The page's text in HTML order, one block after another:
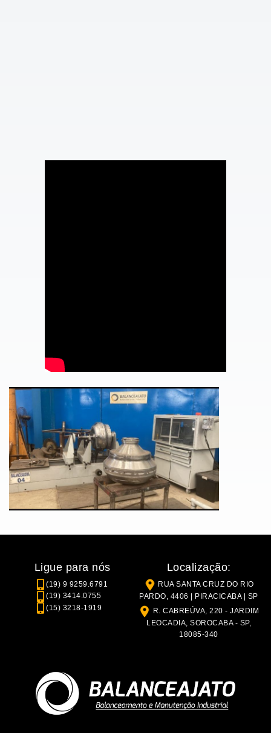
Ligue para nós
(19) 9 9259.6791
(19) 3414.0755
(15) 3218-1919
Localização:
RUA SANTA CRUZ DO RIO
PARDO, 4406 | PIRACICABA | SP
R. CABREÚVA, 220 - JARDIM
LEOCADIA, SOROCABA - SP,
18085-340